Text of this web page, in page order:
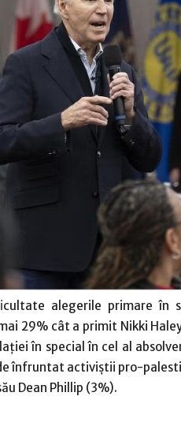
alegerile primare în
29% cât a primit Nikki
în special în cel al
înfruntat activiştii pro-
Dean Phillip (3%).